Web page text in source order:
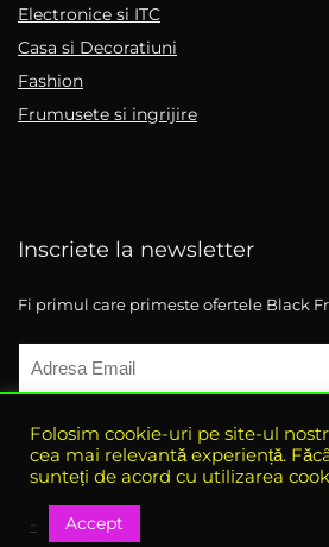
Electronice si ITC
Casa si Decoratiuni
Fashion
Frumusete si ingrijire
Inscriete la newsletter
Fi primul care primeste ofertele Black
Folosim cookie-uri pe site-ul
cea mai relevantă experiență.
sunteți de acord cu utilizarea
Accept